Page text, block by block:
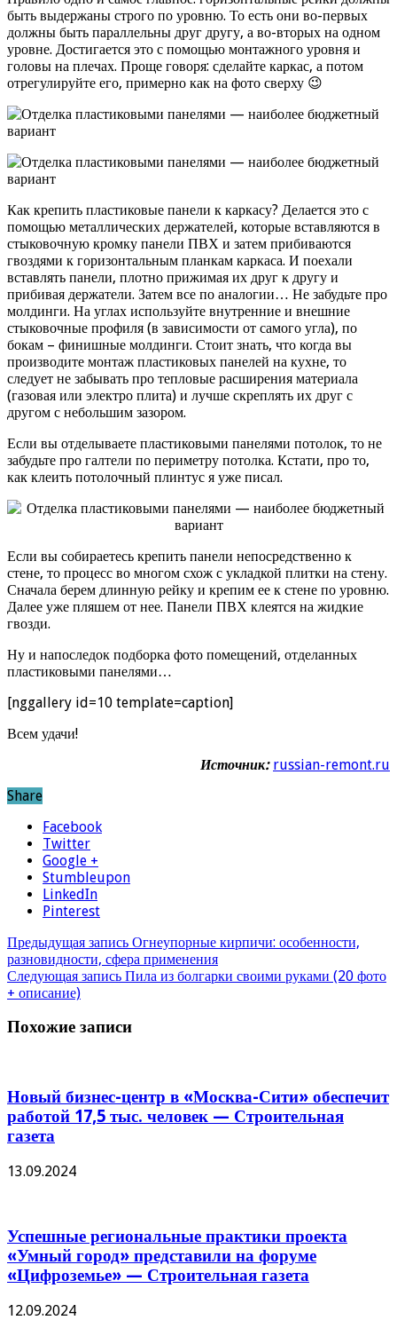
быть выдержаны строго по уровню. То есть они во-первых
должны быть параллельны друг другу, а во-вторых на одном
уровне. Достигается это с помощью монтажного уровня и
головы на плечах. Проще говоря: сделайте каркас, а потом
отрегулируйте его, примерно как на фото сверху 😉
Как крепить пластиковые панели к каркасу? Делается это с
помощью металлических держателей, которые вставляются в
стыковочную кромку панели ПВХ и затем прибиваются
гвоздями к горизонтальным планкам каркаса. И поехали
вставлять панели, плотно прижимая их друг к другу и
прибивая держатели. Затем все по аналогии… Не забудьте про
молдинги. На углах используйте внутренние и внешние
стыковочные профиля (в зависимости от самого угла), по
бокам – финишные молдинги. Стоит знать, что когда вы
производите монтаж пластиковых панелей на кухне, то
следует не забывать про тепловые расширения материала
(газовая или электро плита) и лучше скреплять их друг с
другом с небольшим зазором.
Если вы отделываете пластиковыми панелями потолок, то не
забудьте про галтели по периметру потолка. Кстати, про то,
как клеить потолочный плинтус я уже писал.
Если вы собираетесь крепить панели непосредственно к
стене, то процесс во многом схож с укладкой плитки на стену.
Сначала берем длинную рейку и крепим ее к стене по уровню.
Далее уже пляшем от нее. Панели ПВХ клеятся на жидкие
гвозди.
Ну и напоследок подборка фото помещений, отделанных
пластиковыми панелями…
[nggallery id=10 template=caption]
Всем удачи!
Источник: russian-remont.ru
Share
Facebook
Twitter
Google +
Stumbleupon
LinkedIn
Pinterest
Предыдущая запись Огнеупорные кирпичи: особенности,
разновидности, сфера применения
Следующая запись Пила из болгарки своими руками (20 фото
+ описание)
Похожие записи
Новый бизнес-центр в «Москва-Сити» обеспечит
работой 17,5 тыс. человек — Строительная
газета
13.09.2024
Успешные региональные практики проекта
«Умный город» представили на форуме
«Цифроземье» — Строительная газета
12.09.2024